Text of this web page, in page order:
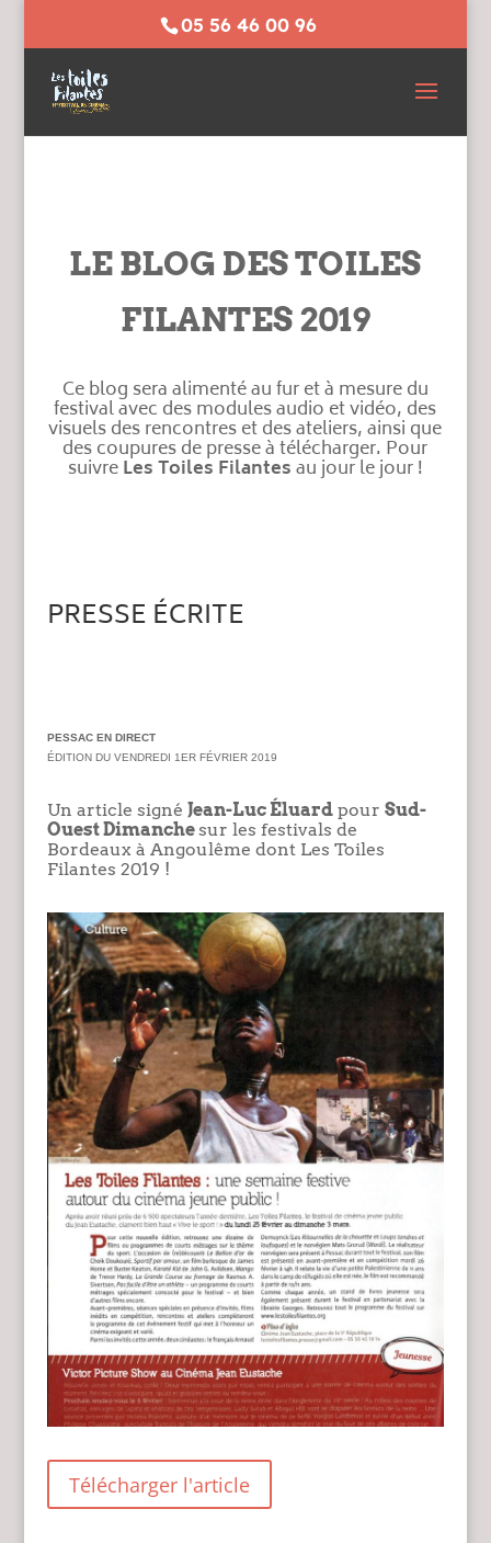
05 56 46 00 96
LE BLOG DES TOILES
FILANTES 2019
Ce blog sera alimenté au fur et à mesure du
festival avec des modules audio et vidéo, des
visuels des rencontres et des ateliers, ainsi que
des coupures de presse à télécharger. Pour
suivreLes Toiles Filantesau jour le jour !
PRESSE ÉCRITE
PESSAC EN DIRECT
ÉDITION DU VENDREDI 1ER FÉVRIER 2019
Un article signé Jean-Luc Éluardpour Sud-
Ouest Dimanchesur les festivals de
Bordeaux à Angoulême dont Les Toiles
Filantes 2019 !
Télécharger l'article